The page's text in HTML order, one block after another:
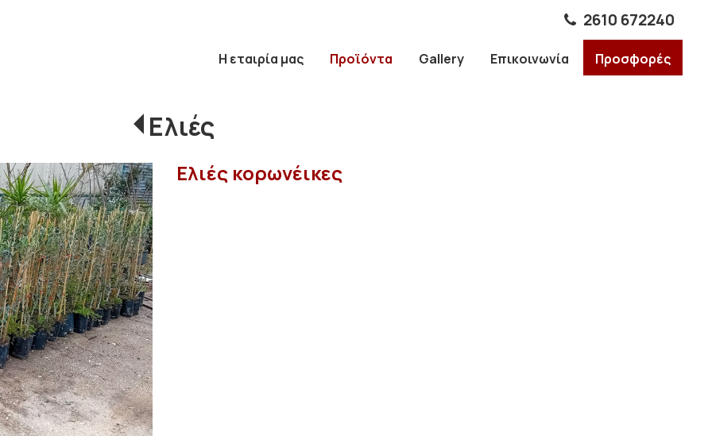
2610 672240
Η εταιρία μας Προϊόντα Gallery Επικοινωνία Προσφορές
Ελιές
Ελιές κορωνέικες